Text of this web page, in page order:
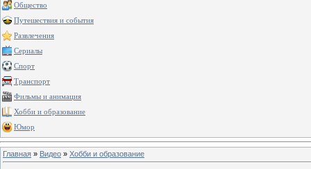
Общество
Путешествия и события
Развлечения
Сериалы
Спорт
Транспорт
Фильмы и анимация
Хобби и образование
Юмор
Главная » Видео » Хобби и образование